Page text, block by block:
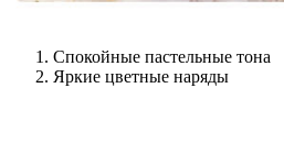
Спокойные пастельные тона
Яркие цветные наряды